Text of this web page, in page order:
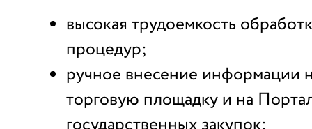
высокая трудоемкость
процедур;
ручное внесение информации
торговую площадку и на